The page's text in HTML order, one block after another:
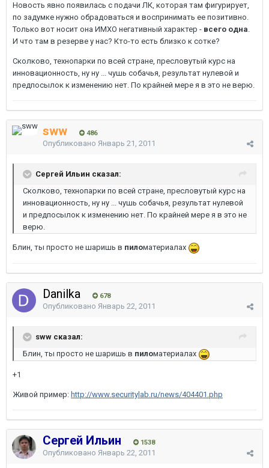
Новость явно появилась с подачи ЛК, которая там фигурирует,
по задумке нужно обрадоваться и воспринимать ее позитивно.
Только вот носит она ИМХО негативный характер - всего одна.
И что там в резерве у нас? Кто-то есть близко к сотке?
Сколково, технопарки по всей стране, пресловутый курс на
инновационность, ну ну ... чушь собачья, результат нулевой и
предпосылок к изменению нет. По крайней мере я в это не верю.
sww 486
Опубликовано Январь 21, 2011
Сергей Ильин сказал:
Сколково, технопарки по всей стране, пресловутый курс на
инновационность, ну ну ... чушь собачья, результат нулевой
и предпосылок к изменению нет. По крайней мере я в это не
верю.
Блин, ты просто не шаришь в пиломатериалах
Danilka 678
Опубликовано Январь 22, 2011
sww сказал:
Блин, ты просто не шаришь в пиломатериалах
+1
Живой пример: http://www.securitylab.ru/news/404401.php
Сергей Ильин 1538
Опубликовано Январь 22, 2011